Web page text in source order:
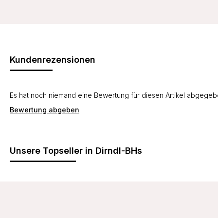
Kundenrezensionen
Es hat noch niemand eine Bewertung für diesen Artikel
Bewertung abgeben
Unsere Topseller in Dirndl-BHs